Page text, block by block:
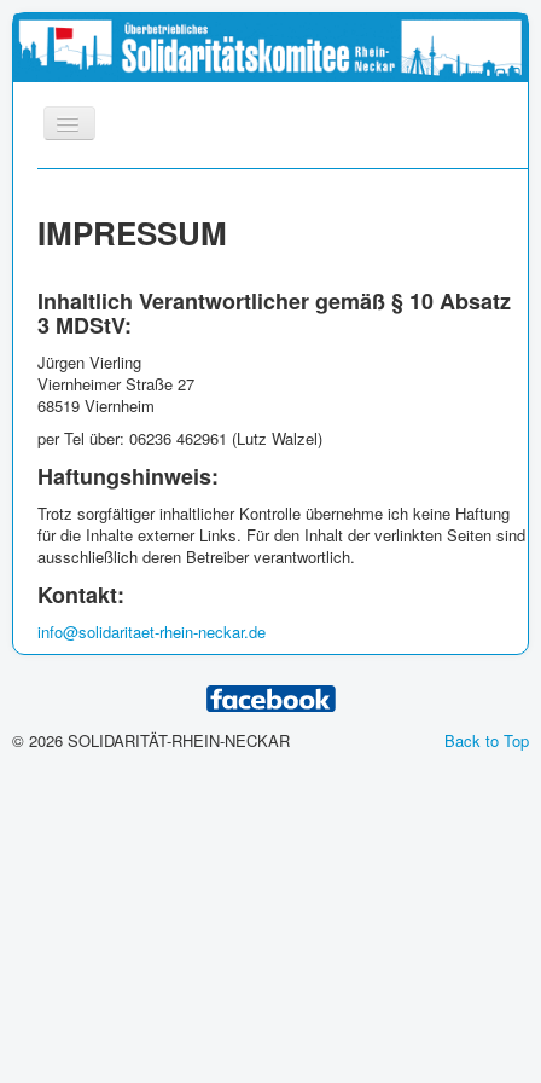
INFOS
MEDIEN
IMPRESSUM
IMPRESSUM
Inhaltlich Verantwortlicher gemäß § 10 Absatz
3 MDStV:
Jürgen Vierling
Viernheimer Straße 27
68519 Viernheim
per Tel über: 06236 462961 (Lutz Walzel)
Haftungshinweis:
Trotz sorgfältiger inhaltlicher Kontrolle übernehme ich keine Haftung
für die Inhalte externer Links. Für den Inhalt der verlinkten Seiten sind
ausschließlich deren Betreiber verantwortlich.
Kontakt:
info@solidaritaet-rhein-neckar.de
Back to Top
© 2026 SOLIDARITÄT-RHEIN-NECKAR